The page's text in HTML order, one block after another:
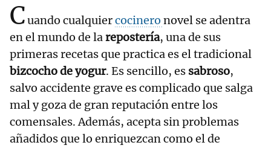
Cuando cualquiercocinero novel se adentra
en el mundo de larepostería, una de sus
primeras recetas que practica es el tradicional
bizcocho de yogur. Es sencillo, es sabroso,
salvo accidente grave es complicado que salga
mal y goza de gran reputación entre los
comensales. Además, acepta sin problemas
añadidos que lo enriquezcan como el de